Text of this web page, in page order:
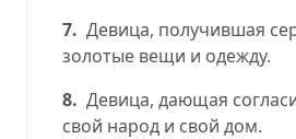
7. Девица, получившая
золотые вещи и одежду.
8. Девица, дающая
свой народ и свой дом.